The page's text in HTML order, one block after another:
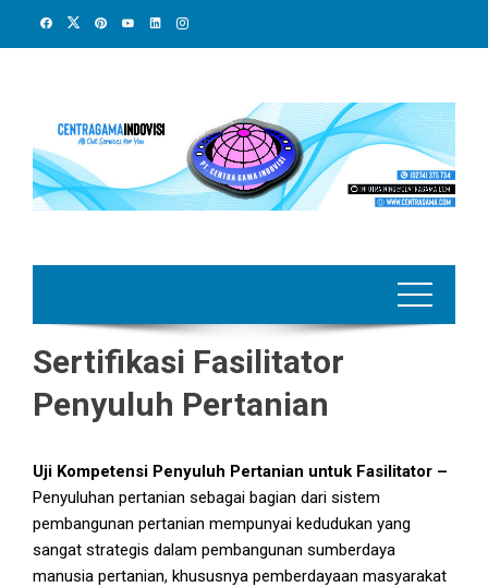
Sertifikasi Fasilitator
Penyuluh Pertanian
Uji Kompetensi Penyuluh Pertanian untuk Fasilitator –
Penyuluhan pertanian sebagai bagian dari sistem
pembangunan pertanian mempunyai kedudukan yang
sangat strategis dalam pembangunan sumberdaya
manusia pertanian, khususnya pemberdayaan masyarakat